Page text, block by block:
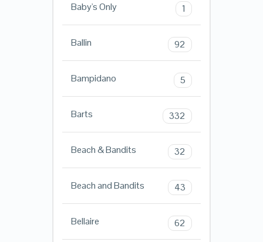
Baby's Only 1
Ballin 92
Bampidano 5
Barts 332
Beach & Bandits 32
Beach and Bandits 43
Bellaire 62